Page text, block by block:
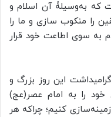
که به‌وسیلۀ آن اسلام و
را منکوب سازى و ما را
به سوی اطاعت خود قرار
این روز بزرگ و
را به امام عصر(عج)
کنیم؛ چراکه هر